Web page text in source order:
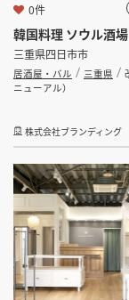
韓国料理 ソウル酒
三重県四日市市
居酒屋・バル 三重県
ニューアル）
株式会社ブランディング
0件